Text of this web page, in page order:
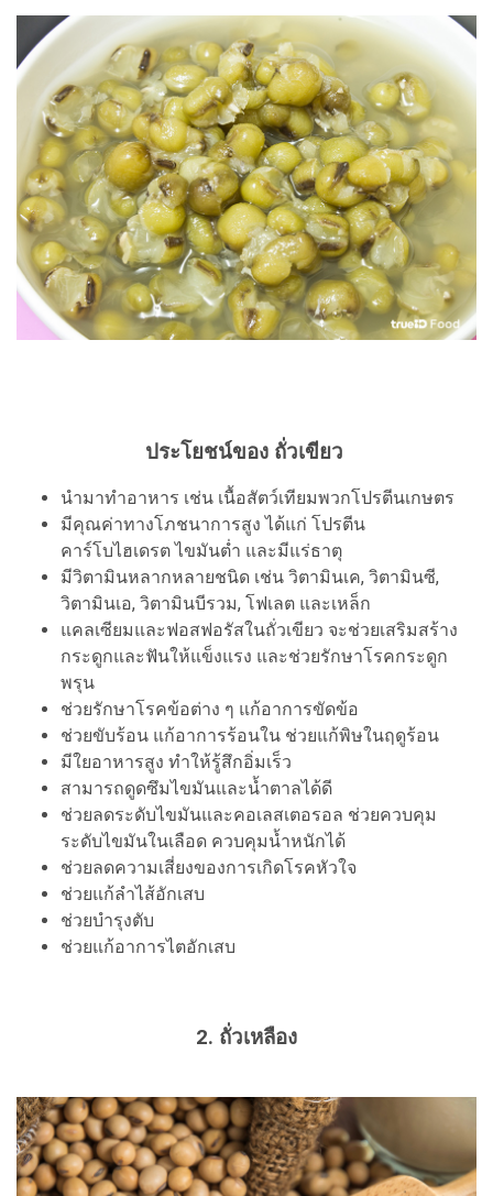
ประโยชน์ของ ถั่วเขียว
นำมาทำอาหาร เช่น เนื้อสัตว์เทียมพวกโปรตีนเกษตร
มีคุณค่าทางโภชนาการสูง ได้แก่ โปรตีน
คาร์โบไฮเดรต ไขมันต่ำ และมีแร่ธาตุ
มีวิตามินหลากหลายชนิด เช่น วิตามินเค, วิตามินซี,
วิตามินเอ, วิตามินบีรวม, โฟเลต และเหล็ก
แคลเซียมและฟอสฟอรัสในถั่วเขียว จะช่วยเสริมสร้าง
กระดูกและฟันให้แข็งแรง และช่วยรักษาโรคกระดูก
พรุน
ช่วยรักษาโรคข้อต่าง ๆ แก้อาการขัดข้อ
ช่วยขับร้อน แก้อาการร้อนใน ช่วยแก้พิษในฤดูร้อน
มีใยอาหารสูง ทำให้รู้สึกอิ่มเร็ว
สามารถดูดซึมไขมันและน้ำตาลได้ดี
ช่วยลดระดับไขมันและคอเลสเตอรอล ช่วยควบคุม
ระดับไขมันในเลือด ควบคุมน้ำหนักได้
ช่วยลดความเสี่ยงของการเกิดโรคหัวใจ
ช่วยแก้ลำไส้อักเสบ
ช่วยบำรุงตับ
ช่วยแก้อาการไตอักเสบ
2. ถั่วเหลือง